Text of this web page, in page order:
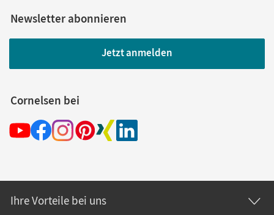
Newsletter abonnieren
Jetzt anmelden
Cornelsen bei
Ihre Vorteile bei uns